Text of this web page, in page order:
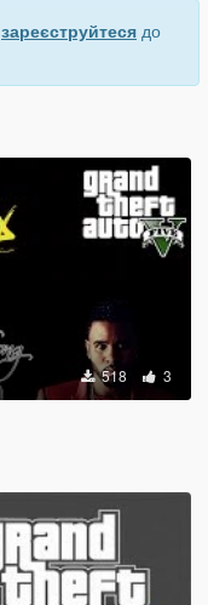
зареєструйтеся до
518 3